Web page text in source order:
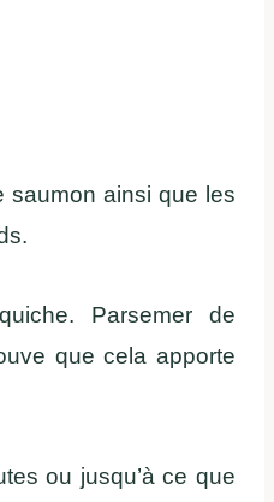
saumon ainsi que les
Parsemer de
que cela apporte
ou jusqu’à ce que